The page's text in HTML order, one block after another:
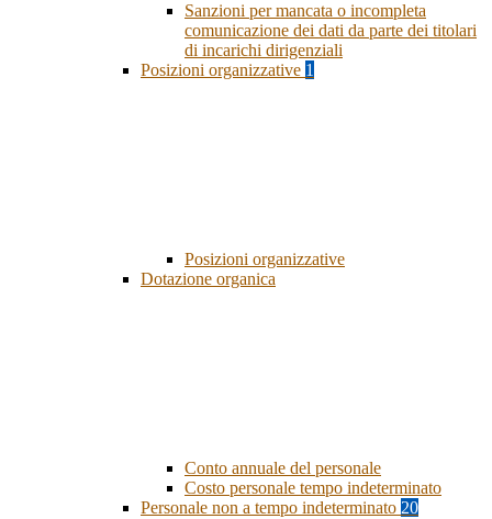
Sanzioni per mancata o incompleta
comunicazione dei dati da parte dei titolari
di incarichi dirigenziali
Posizioni organizzative 1
Posizioni organizzative
Dotazione organica
Conto annuale del personale
Costo personale tempo indeterminato
Personale non a tempo indeterminato 20